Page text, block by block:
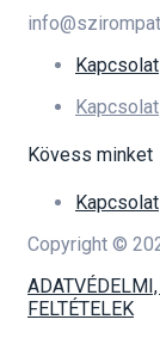
Kapcsolat
Kapcsolat
Kövess minket
Kapcsolat
Copyright ©
FELTÉTELEK